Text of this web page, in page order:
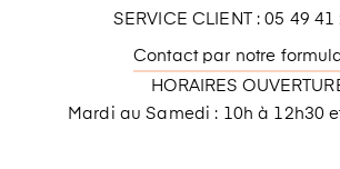
SERVICE CLIENT : 05 49 41
Contact par notre
HORAIRES
Mardi au Samedi : 10h à 12h30